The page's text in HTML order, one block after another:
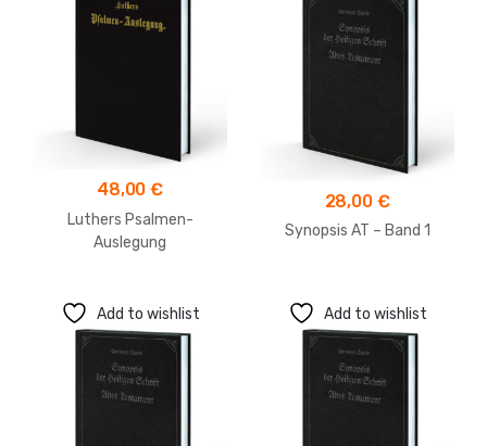
48,00€
Luthers Psalmen-
Auslegung
28,00 €
Synopsis AT – Band 1
Add to wishlist Add to wishlist